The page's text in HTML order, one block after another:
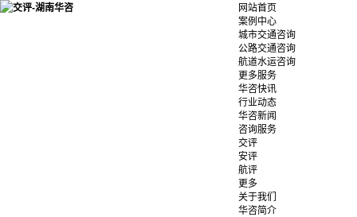
网站首页
案例中心
城市交通咨询
公路交通咨询
航道水运咨询
更多服务
华咨快讯
行业动态
华咨新闻
咨询服务
交评
安评
航评
更多
关于我们
华咨简介